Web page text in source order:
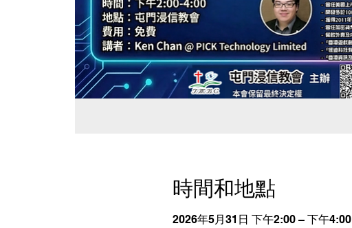
時間和地點
2026年5月31日 下午2:00 – 下午4:00